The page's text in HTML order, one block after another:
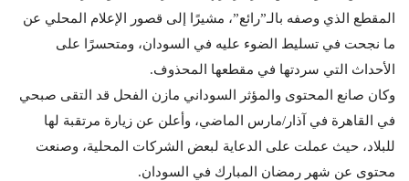
المقطع الذي وصفه بالـ”رائع”، مشيرًا إلى قصور الإعلام المحلي عن
ما نجحت في تسليط الضوء عليه في السودان، ومتحسرًا على
الأحداث التي سردتها في مقطعها المحذوف.
وكان صانع المحتوى والمؤثر السوداني مازن الفحل قد التقى صبحي
في القاهرة في آذار/مارس الماضي، وأعلن عن زيارة مرتقبة لها
للبلاد، حيث عملت على الدعاية لبعض الشركات المحلية، وصنعت
محتوى عن شهر رمضان المبارك في السودان.